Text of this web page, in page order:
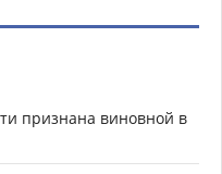
признана виновной в